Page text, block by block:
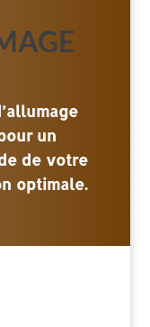
un
de votre
optimale.